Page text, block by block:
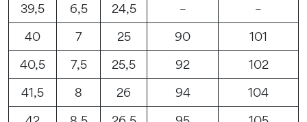
39,5
6,5 24,5 –
–
40
7 25 90
101
40,5
7,5 25,5 92
102
41,5
8 26 94
104